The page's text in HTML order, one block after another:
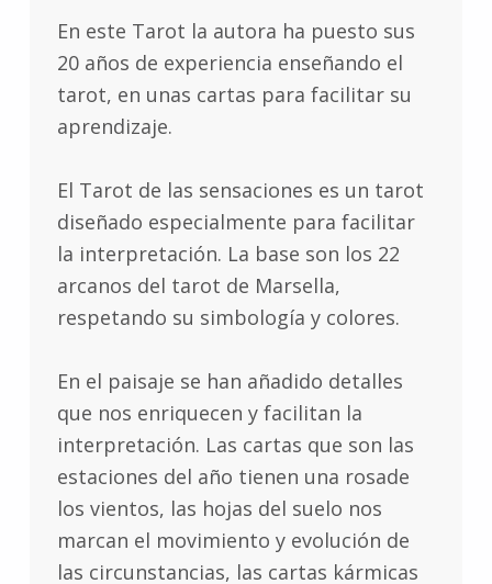
En este Tarot la autora ha puesto sus
20 años de experiencia enseñando el
tarot, en unas cartas para facilitar su
aprendizaje.
El Tarot de las sensaciones es un tarot
diseñado especialmente para facilitar
la interpretación. La base son los 22
arcanos del tarot de Marsella,
respetando su simbología y colores.
En el paisaje se han añadido detalles
que nos enriquecen y facilitan la
interpretación. Las cartas que son las
estaciones del año tienen una rosade
los vientos, las hojas del suelo nos
marcan el movimiento y evolución de
las circunstancias, las cartas kármicas